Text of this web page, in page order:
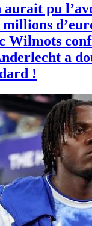
aurait pu
Wilmots
a
!